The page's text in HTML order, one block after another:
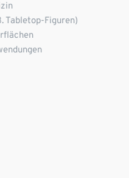
Tabletop-Figuren)